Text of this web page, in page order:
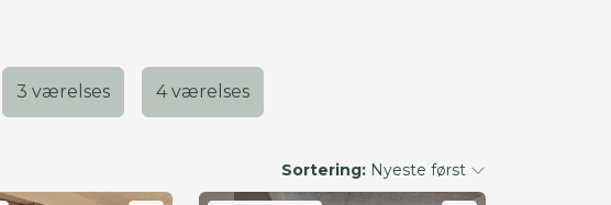
3 værelses 4 værelses
Sortering: Nyeste først